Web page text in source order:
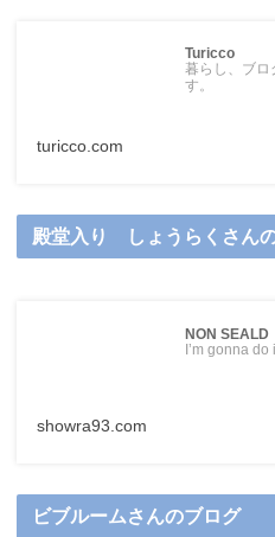
Turicco
暮らし、ブロ
す。
turicco.com
殿堂入り しょうらくさん
NON SEALD
I’m gonna do
showra93.com
ビブルームさんのブログ